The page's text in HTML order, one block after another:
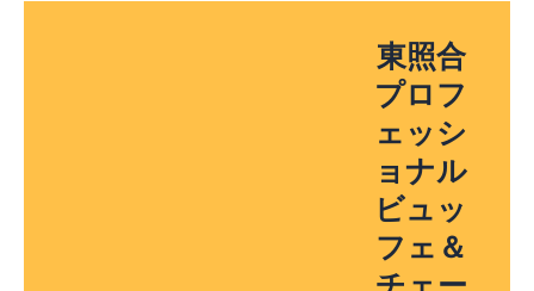
東照合
プロフ
ェッシ
ョナル
ビュッ
フェ＆